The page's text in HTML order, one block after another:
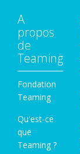
A
propos
de
Teaming
Fondation
Teaming
Qu'est-ce
que
Teaming ?